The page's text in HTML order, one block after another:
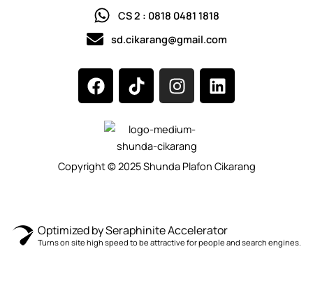
CS 2 : 0818 0481 1818
sd.cikarang@gmail.com
F
a
c
e
b
o
o
T
i
k
t
o
k
I
n
s
t
a
g
r
L
i
n
d
i
Copyright © 2025 Shunda Plafon Cikarang
Optimized by Seraphinite Accelerator
Turns on site high speed to be attractive for people and search engines.